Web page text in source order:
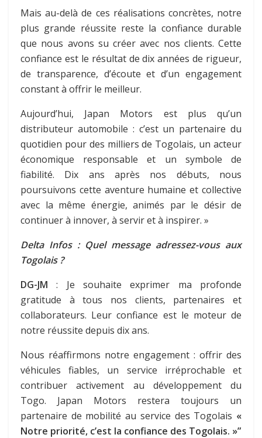
Mais au-delà de ces réalisations concrètes, notre
plus grande réussite reste la confiance durable
que nous avons su créer avec nos clients. Cette
confiance est le résultat de dix années de rigueur,
de transparence, d’écoute et d’un engagement
constant à offrir le meilleur.
Aujourd’hui, Japan Motors est plus qu’un
distributeur automobile : c’est un partenaire du
quotidien pour des milliers de Togolais, un acteur
économique responsable et un symbole de
fiabilité. Dix ans après nos débuts, nous
poursuivons cette aventure humaine et collective
avec la même énergie, animés par le désir de
continuer à innover, à servir et à inspirer. »
Delta Infos : Quel message adressez-vous aux
Togolais ?
DG-JM : Je souhaite exprimer ma profonde
gratitude à tous nos clients, partenaires et
collaborateurs. Leur confiance est le moteur de
notre réussite depuis dix ans.
Nous réaffirmons notre engagement : offrir des
véhicules fiables, un service irréprochable et
contribuer activement au développement du
Togo. Japan Motors restera toujours un
partenaire de mobilité au service des Togolais «
Notre priorité, c’est la confiance des Togolais. »”